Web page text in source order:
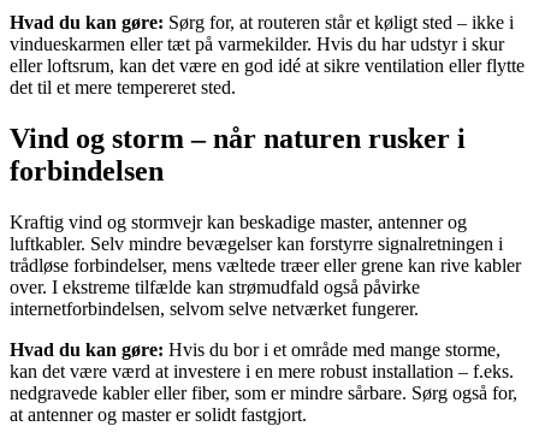
Hvad du kan gøre: Sørg for, at routeren står et køligt sted – ikke i
vindueskarmen eller tæt på varmekilder. Hvis du har udstyr i skur
eller loftsrum, kan det være en god idé at sikre ventilation eller flytte
det til et mere tempereret sted.
Vind og storm – når naturen rusker i
forbindelsen
Kraftig vind og stormvejr kan beskadige master, antenner og
luftkabler. Selv mindre bevægelser kan forstyrre signalretningen i
trådløse forbindelser, mens væltede træer eller grene kan rive kabler
over. I ekstreme tilfælde kan strømudfald også påvirke
internetforbindelsen, selvom selve netværket fungerer.
Hvad du kan gøre: Hvis du bor i et område med mange storme,
kan det være værd at investere i en mere robust installation – f.eks.
nedgravede kabler eller fiber, som er mindre sårbare. Sørg også for,
at antenner og master er solidt fastgjort.